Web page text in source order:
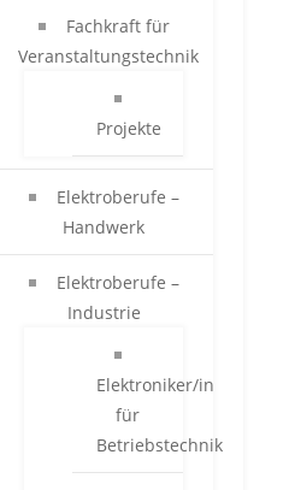
Fachkraft für
Veranstaltungstechnik
Projekte
Elektroberufe –
Handwerk
Elektroberufe –
Industrie
Elektroniker/in
für
Betriebstechnik